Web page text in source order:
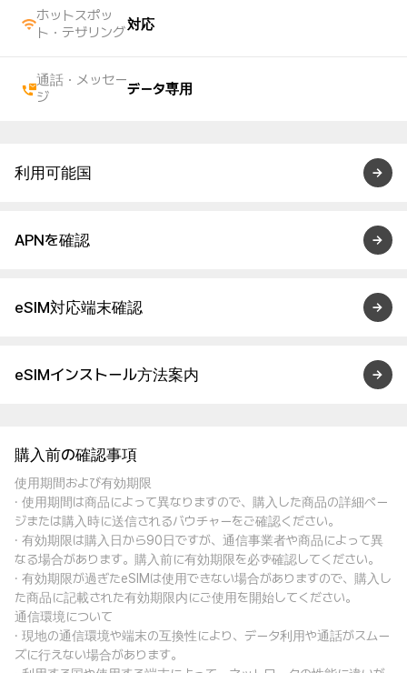
ホットスポッ
ト・テザリング
対応
通話・メッセー
ジ
データ専用
利用可能国
APNを確認
eSIM対応端末確認
eSIMインストール方法案内
購入前の確認事項
使用期間および有効期限
· 使用期間は商品によって異なりますので、購入した商品の詳細ペー
ジまたは購入時に送信されるバウチャーをご確認ください。
· 有効期限は購入日から90日ですが、通信事業者や商品によって異
なる場合があります。購入前に有効期限を必ず確認してください。
· 有効期限が過ぎたeSIMは使用できない場合がありますので、購入し
た商品に記載された有効期限内にご使用を開始してください。
通信環境について
· 現地の通信環境や端末の互換性により、データ利用や通話がスムー
ズに行えない場合があります。